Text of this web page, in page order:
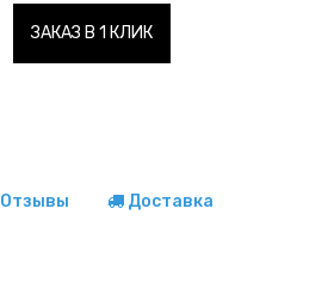
ЗАКАЗ В 1 КЛИК
Отзывы Доставка